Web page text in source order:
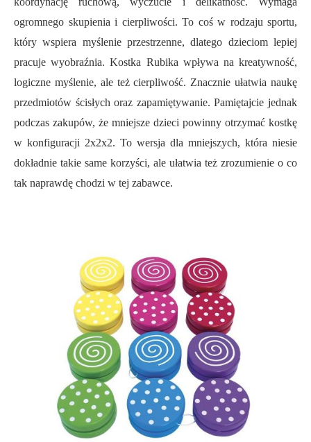
ogromnego skupienia i cierpliwości. To coś w rodzaju sportu,
który wspiera myślenie przestrzenne, dlatego dzieciom lepiej
pracuje wyobraźnia. Kostka Rubika wpływa na kreatywność,
logiczne myślenie, ale też cierpliwość. Znacznie ułatwia naukę
przedmiotów ścisłych oraz zapamiętywanie. Pamiętajcie jednak
podczas zakupów, że mniejsze dzieci powinny otrzymać kostkę
w konfiguracji 2x2x2. To wersja dla mniejszych, która niesie
dokładnie takie same korzyści, ale ułatwia też zrozumienie o co
tak naprawdę chodzi w tej zabawce.